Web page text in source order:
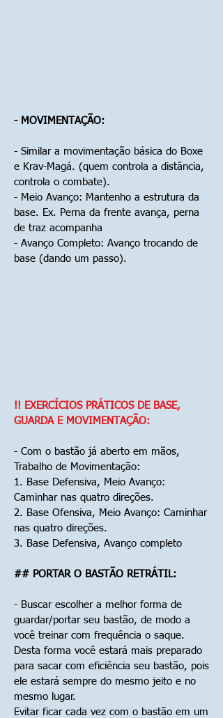
- MOVIMENTAÇÃO:
- Similar a movimentação básica do Boxe
e Krav-Magá. (quem controla a distância,
controla o combate).
- Meio Avanço: Mantenho a estrutura da
base. Ex. Perna da frente avança, perna
de traz acompanha
- Avanço Completo: Avanço trocando de
base (dando um passo).
!! EXERCÍCIOS PRÁTICOS DE BASE,
GUARDA E MOVIMENTAÇÃO:
- Com o bastão já aberto em mãos,
Trabalho de Movimentação:
1. Base Defensiva, Meio Avanço:
Caminhar nas quatro direções.
2. Base Ofensiva, Meio Avanço: Caminhar
nas quatro direções.
3. Base Defensiva, Avanço completo
## PORTAR O BASTÃO RETRÁTIL:
- Buscar escolher a melhor forma de
guardar/portar seu bastão, de modo a
você treinar com frequência o saque.
Desta forma você estará mais preparado
para sacar com eficiência seu bastão, pois
ele estará sempre do mesmo jeito e no
mesmo lugar.
Evitar ficar cada vez com o bastão em um